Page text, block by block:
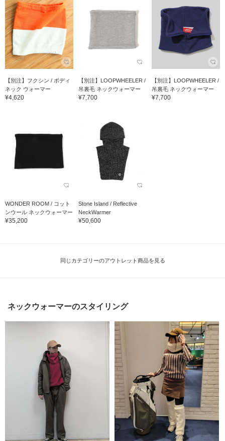
【別注】フクシン / ボディ
ネック ウォーマー
¥4,620
【別注】LOOPWHEELER /
吊裏毛 ネックウォーマー
¥7,700
【別注】LOOPWHEELER /
吊裏毛 ネックウォーマー
¥7,700
WONDER ROOM / コット
ンウール ネックウォーマー
¥35,200
Stone Island / Reflective
NeckWarmer
¥50,600
同じカテゴリーのアウトレット商品を見る
ネックウォーマーのスタイリング